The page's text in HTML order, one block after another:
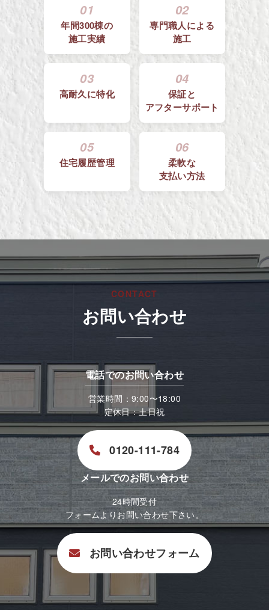
01
年間300棟の
施工実績
02
専門職人による
施工
03
高耐久に特化
04
保証と
アフターサポート
05
住宅履歴管理
06
柔軟な
支払い方法
CONTACT
お問い合わせ
電話でのお問い合わせ
営業時間：9:00〜18:00
定休日：土日祝
0120-111-784
メールでのお問い合わせ
24時間受付
フォームよりお問い合わせ下さい。
お問い合わせフォーム